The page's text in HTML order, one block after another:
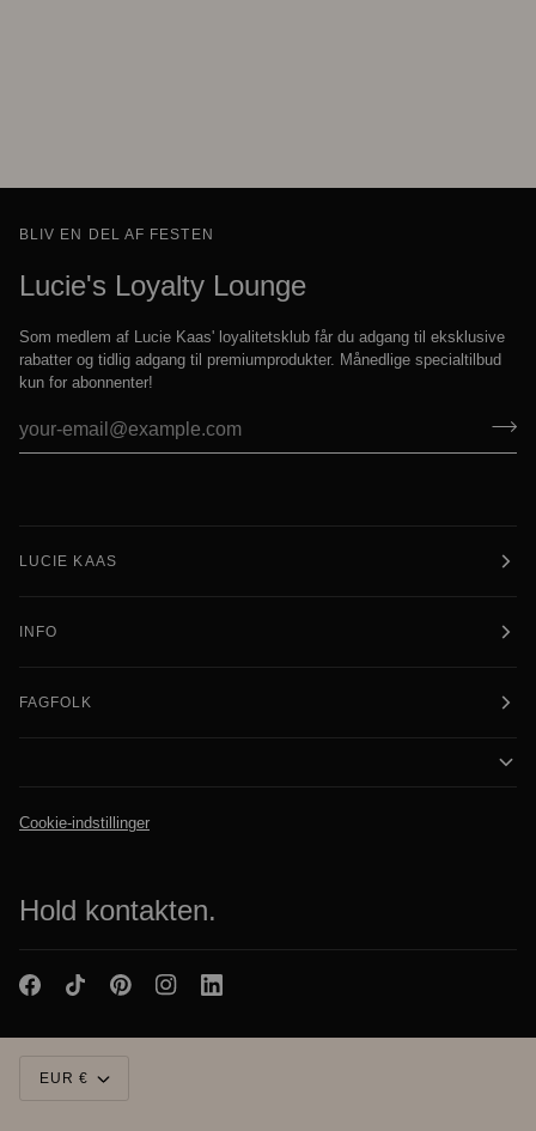
BLIV EN DEL AF FESTEN
Lucie's Loyalty Lounge
Som medlem af Lucie Kaas' loyalitetsklub får du adgang til eksklusive
rabatter og tidlig adgang til premiumprodukter. Månedlige specialtilbud
kun for abonnenter!
LUCIE KAAS
INFO
FAGFOLK
Cookie-indstillinger
Hold kontakten.
EUR €